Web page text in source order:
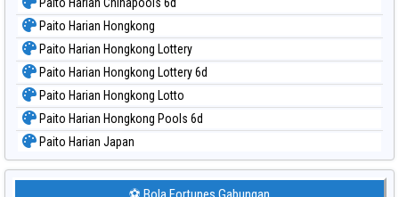
Paito Harian Hongkong
Paito Harian Hongkong Lottery
Paito Harian Hongkong Lottery 6d
Paito Harian Hongkong Lotto
Paito Harian Hongkong Pools 6d
Paito Harian Japan
Paito Harian Japan 6d
Paito Harian Korea